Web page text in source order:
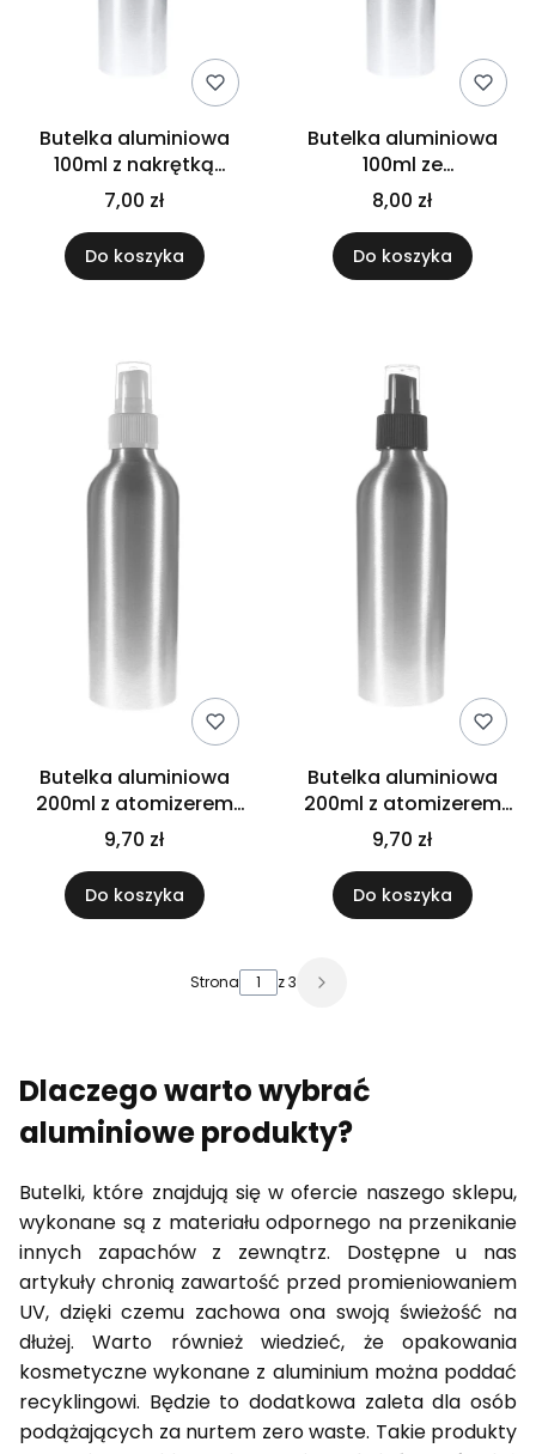
Butelka aluminiowa
100ml z nakrętką
aluminiową
7,00 zł
Do koszyka
Butelka aluminiowa
100ml ze
spryskiwaczem
czarnym trigger
8,00 zł
Do koszyka
Butelka aluminiowa
200ml z atomizerem
białym
9,70 zł
Do koszyka
Butelka aluminiowa
200ml z atomizerem
czarnym
9,70 zł
Do koszyka
Strona z 3
Dlaczego warto wybrać
aluminiowe produkty?
Butelki, które znajdują się w ofercie naszego sklepu,
wykonane są z materiału odpornego na przenikanie
innych zapachów z zewnątrz. Dostępne u nas
artykuły chronią zawartość przed promieniowaniem
UV, dzięki czemu zachowa ona swoją świeżość na
dłużej. Warto również wiedzieć, że opakowania
kosmetyczne wykonane z aluminium można poddać
recyklingowi. Będzie to dodatkowa zaleta dla osób
podążających za nurtem zero waste. Takie produkty